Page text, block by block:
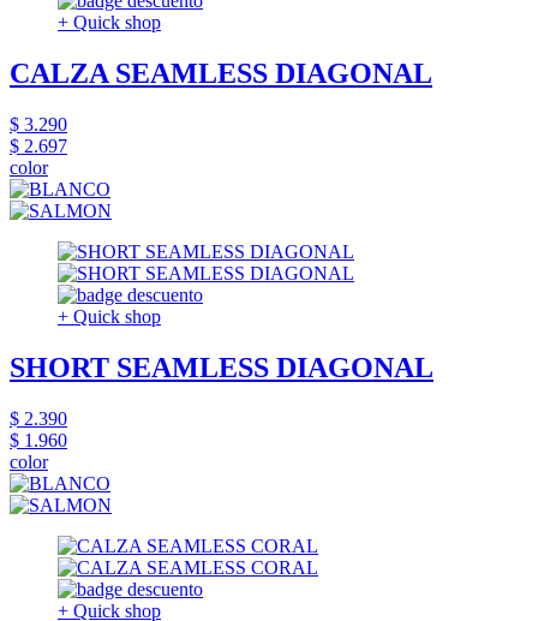
+ Quick shop
CALZA SEAMLESS DIAGONAL
$ 3.290
$ 2.697
color
+ Quick shop
SHORT SEAMLESS DIAGONAL
$ 2.390
$ 1.960
color
+ Quick shop